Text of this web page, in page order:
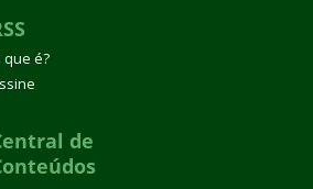
que é?
de